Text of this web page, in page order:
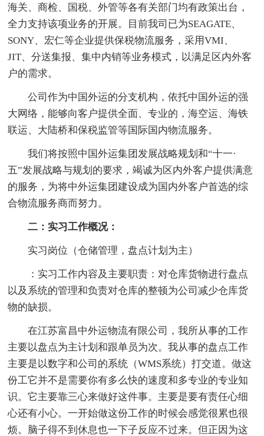
海关、商检、国税、外管等各有关部门均有政策出台，
全力支持该项业务的开展。目前我司已为SEAGATE、
SONY、宏仁等企业提供保税物流服务，采用VMI、
JIT、分送集报、集中内销等业务模式，以满足区内外客
户的需求。
公司作为中国外运的分支机构，依托中国外运的强
大网络，能够向客户提供全面、专业的，海空运、海铁
联运、大陆桥和保税监管等国际国内物流服务。
我们将按照中国外运集团发展战略规划和“十一·
五”发展战略与规划的要求，竭诚为区内外客户提供满意
的服务，为将中外运集团建设成为国内外客户首选的综
合物流服务商而努力。
二：实习工作概况：
实习岗位（仓储管理，盘点计划为主）
：实习工作内容及主要职责：对仓库货物进行盘点
以及系统的管理和负责对仓库的整顿为公司减少仓库货
物的缺损。
在江苏富昌中外运物流有限公司，我所从事的工作
主要以盘点为主计划和跟单员为次。我从事的盘点工作
主要是以数字和公司的系统（WMS系统）打交道。做这
份工它并不是需要你有多么快的速度和多专业的专业知
识。它主要靠三心来做好这件事。主要是要有责任心细
心还有小心。一开始做这份工作的时候会感觉很累也很
烦。脑子得不到休息也一下子反应不过来。但正因为这